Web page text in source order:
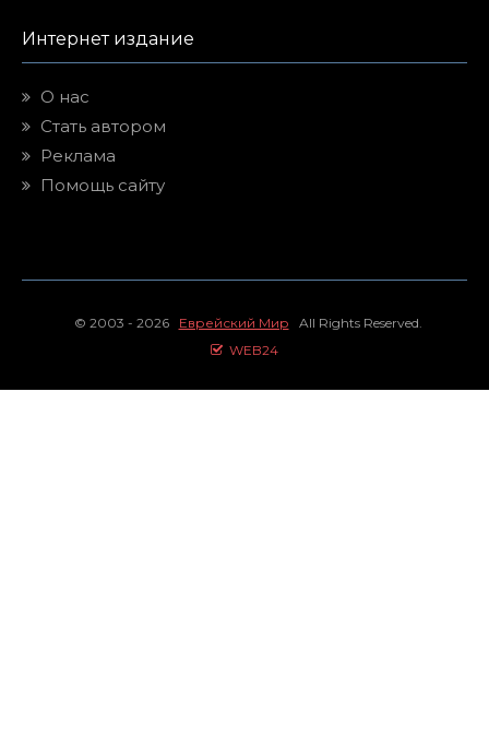
Интернет издание
О нас
Стать автором
Реклама
Помощь сайту
© 2003 - 2026 Еврейский Мир All Rights Reserved.
WEB24